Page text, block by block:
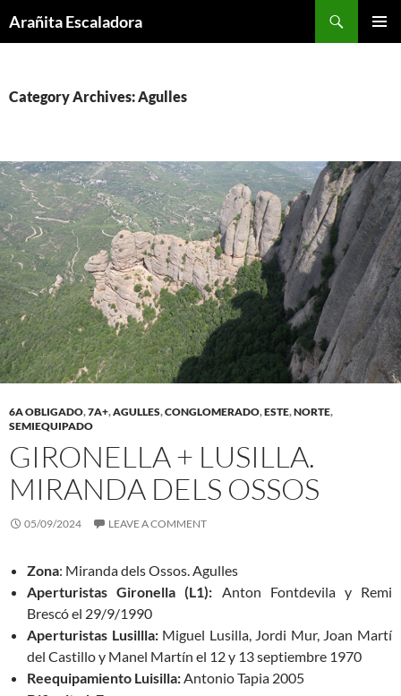
toArañita Escaladora
Category Archives: Agulles
6A OBLIGADO,7A+,AGULLES,CONGLOMERADO,ESTE,NORTE,
SEMIEQUIPADO
GIRONELLA + LUSILLA.
MIRANDA DELS OSSOS
05/09/2024 LEAVE A COMMENT
Zona: Miranda dels Ossos. Agulles
Aperturistas Gironella (L1): Anton Fontdevila y Remi
Brescó el 29/9/1990
Aperturistas Lusillla: Miguel Lusilla, Jordi Mur, Joan Martí
del Castillo y Manel Martín el 12 y 13 septiembre 1970
Reequipamiento Luisilla:Antonio Tapia 2005